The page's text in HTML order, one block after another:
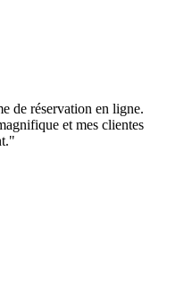
de réservation en ligne.
et mes clientes
"